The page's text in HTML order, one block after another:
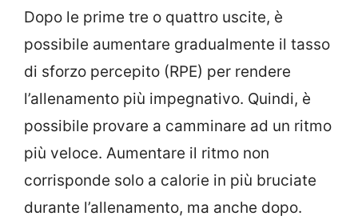
Dopo le prime tre o quattro uscite, è
possibile aumentare gradualmente il tasso
di sforzo percepito (RPE) per rendere
l’allenamento più impegnativo. Quindi, è
possibile provare a camminare ad un ritmo
più veloce. Aumentare il ritmo non
corrisponde solo a calorie in più bruciate
durante l’allenamento, ma anche dopo.